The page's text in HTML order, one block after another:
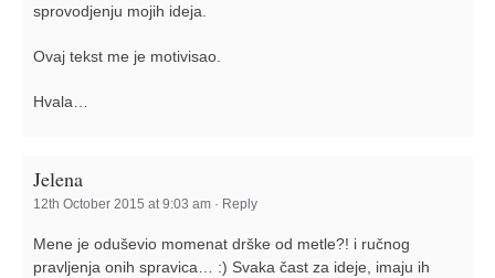
sprovodjenju mojih ideja.
Ovaj tekst me je motivisao.
Hvala…
Jelena
12th October 2015 at 9:03 am · Reply
Mene je oduševio momenat drške od metle?! i ručnog
pravljenja onih spravica… :) Svaka čast za ideje, imaju ih